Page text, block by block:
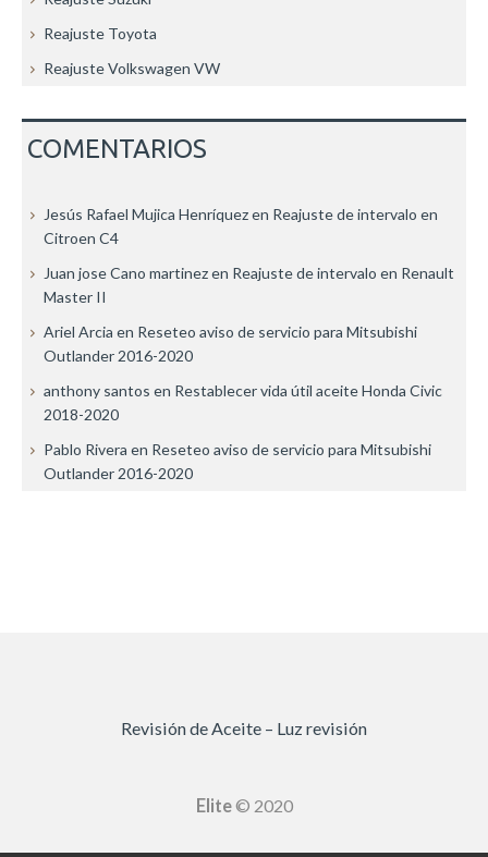
Reajuste Toyota
Reajuste Volkswagen VW
COMENTARIOS
Jesús Rafael Mujica Henríquezen Reajuste de intervalo en
Citroen C4
Juan jose Cano martinezen Reajuste de intervalo en Renault
Master II
Ariel Arcia en Reseteo aviso de servicio para Mitsubishi
Outlander 2016-2020
anthony santos en Restablecer vida útil aceite Honda Civic
2018-2020
Pablo Rivera en Reseteo aviso de servicio para Mitsubishi
Outlander 2016-2020
Revisión de Aceite – Luz revisión
Elite© 2020